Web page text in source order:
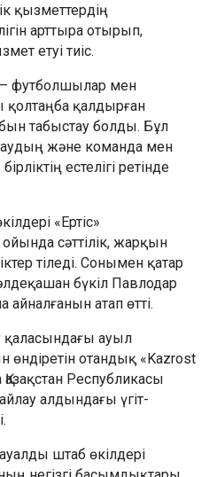
қызметтердің
арттыра отырып,
етуі тиіс.
– футболшылар мен
қалдырған
табыстау болды. Бұл
және команда мен
естелігі ретінде
«Ертіс»
сәттілік, жарқын
тіледі. Сонымен қатар
бүкіл Павлодар
атап өтті.
қаласындағы ауыл
отандық «Kazrost
Республикасы
алдындағы үгіт-
штаб өкілдері